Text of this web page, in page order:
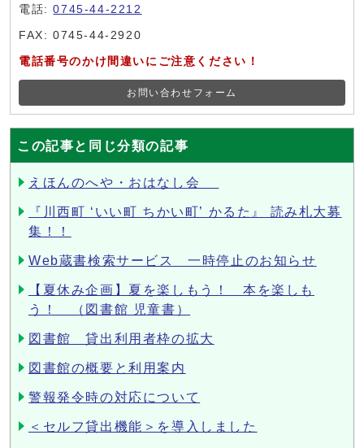
電話:0745-44-2212
FAX: 0745-44-2920
電話番号のかけ間違いにご注意ください！
お問い合わせフォーム
この記事と同じ分類の記事
えほんのへや・おはなし会
『川西町 ‘いい町 ちかい町’ かるた』 読み札大募
集！！
Web蔵書検索サービス 一時停止のお知らせ
【夏休み企画】夏を楽しもう！ 本を楽しも
う！ （図書館 児童書）
図書館 貸出利用者枠の拡大
図書館の概要と利用案内
警報発令時の対応について
＜セルフ貸出機能＞を導入しました